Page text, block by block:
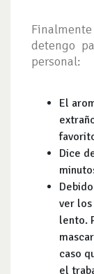
detengo
personal:
El
Dice
ver
lento.
caso
el